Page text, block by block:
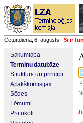
Ceturtdiena, 6. augusts Šī ir
Sākumlapa
Terminu datubāze
Struktūra un principi
Apakškomisijas
Sēdes
Lēmumi
Protokoli